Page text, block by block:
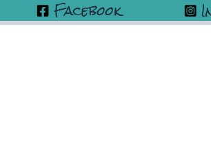
Facebook